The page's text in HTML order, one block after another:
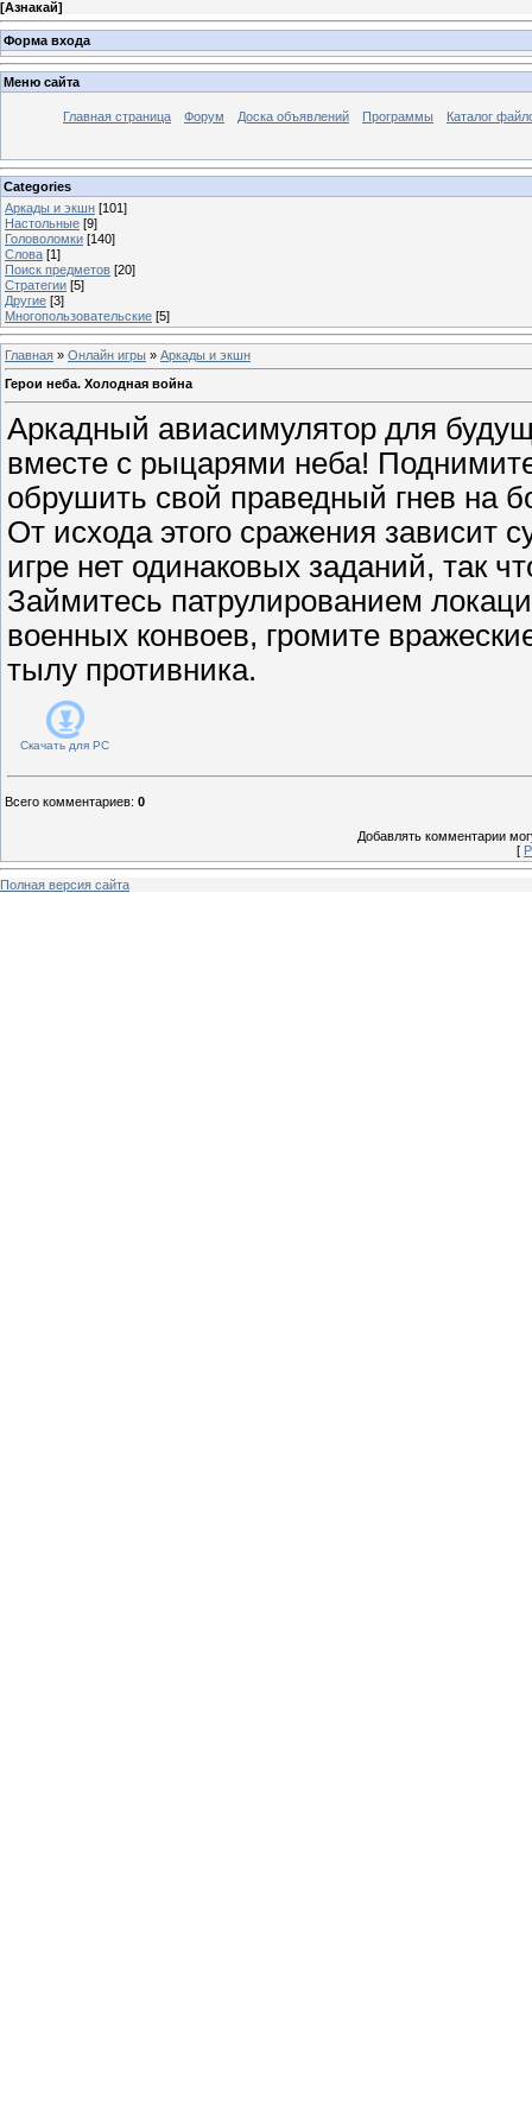
[Азнакай]
Форма входа
Меню сайта
Главная страница Форум Доска объявлений Программы Каталог
Categories
Аркады и экшн [101]
Настольные [9]
Головоломки [140]
Слова [1]
Поиск предметов [20]
Стратегии [5]
Другие [3]
Многопользовательские [5]
Главная » Онлайн игры » Аркады и экшн
Герои неба. Холодная война
Аркадный авиасимулятор для
вместе с рыцарями неба!
обрушить свой праведный гнев на
От исхода этого сражения зависит
игре нет одинаковых заданий, так
Займитесь патрулированием
военных конвоев, громите
тылу противника.
Скачать для PC
Всего комментариев: 0
Добавлять комментарии
[
Полная версия сайта